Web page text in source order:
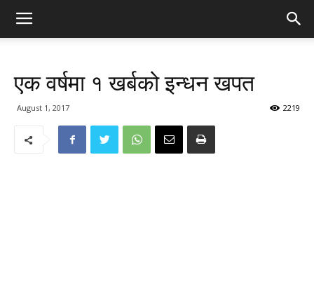
एक वर्षमा १ खर्बको इन्धन खपत
August 1, 2017 2219